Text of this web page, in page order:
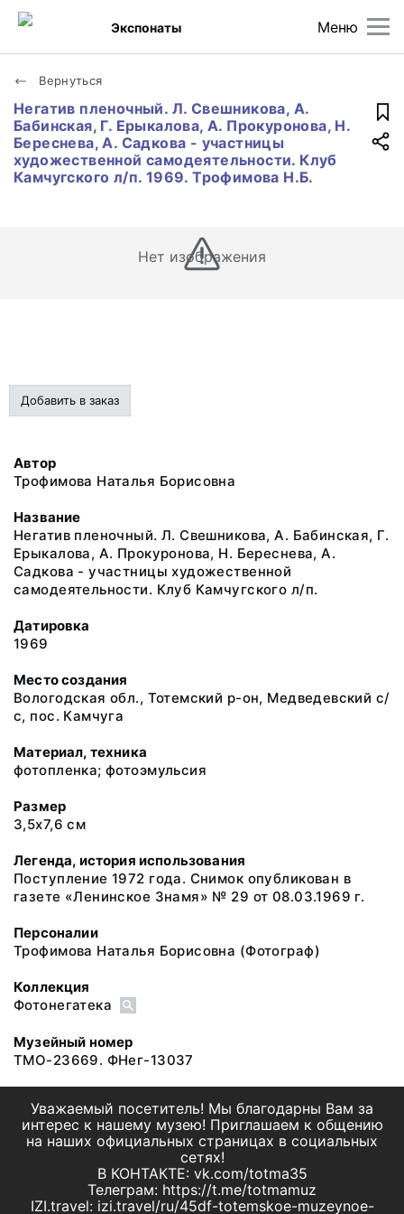
Меню
Экспонаты
Вернуться
Негатив пленочный. Л. Свешникова, А.
Бабинская, Г. Ерыкалова, А. Прокуронова, Н.
Береснева, А. Садкова - участницы
художественной самодеятельности. Клуб
Камчугского л/п. 1969. Трофимова Н.Б.
Нет изображения
Добавить в заказ
Автор
Трофимова Наталья Борисовна
Название
Негатив пленочный. Л. Свешникова, А. Бабинская, Г.
Ерыкалова, А. Прокуронова, Н. Береснева, А.
Садкова - участницы художественной
самодеятельности. Клуб Камчугского л/п.
Датировка
1969
Место создания
Вологодская обл., Тотемский р-он, Медведевский с/
с, пос. Камчуга
Материал, техника
фотопленка; фотоэмульсия
Размер
3,5х7,6 см
Легенда, история использования
Поступление 1972 года. Снимок опубликован в
газете «Ленинское Знамя» № 29 от 08.03.1969 г.
Персоналии
Трофимова Наталья Борисовна (Фотограф)
Коллекция
Фотонегатека
Музейный номер
ТМО-23669. ФНег-13037
Уважаемый посетитель! Мы благодарны Вам за
интерес к нашему музею! Приглашаем к общению
на наших официальных страницах в социальных
сетях!
В КОНТАКТЕ: vk.com/totma35
Телеграм: https://t.me/totmamuz
IZI.travel: izi.travel/ru/45df-totemskoe-muzeynoe-